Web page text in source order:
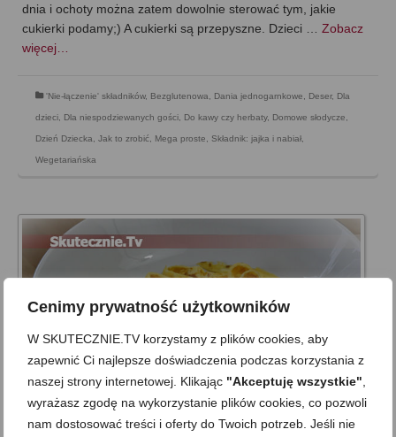
Cenimy prywatność użytkowników
W SKUTECZNIE.TV korzystamy z plików cookies, aby
zapewnić Ci najlepsze doświadczenia podczas korzystania z
naszej strony internetowej. Klikając "Akceptuję wszystkie"
wyrażasz zgodę na wykorzystanie plików cookies, co pozwoli
nam dostosować treści i oferty do Twoich potrzeb. Jeśli nie
dnia i ochoty można zatem dowolnie sterować tym, jakie
cukierki podamy;) A cukierki są przepyszne. Dzieci … Zobacz
więcej…
'Nie-łączenie' składników, Bezglutenowa Dania jednogarnkowe Deser, Dla
dzieci Dla niespodziewanych gości Do kawy czy herbaty, Domowe słodycze
Dzień Dziecka Jak to zrobić Mega proste Składnik: jajka i nabiał
Wegetariańska